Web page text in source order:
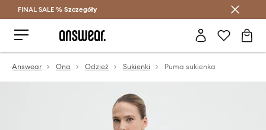
Oszczędzaj z Answear Club >
FINAL SALE % Szczegóły
Answear Ona Odzież Sukienki Puma sukienka